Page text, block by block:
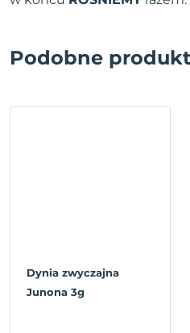
Podobne
Dynia zwyczajna
Junona 3g